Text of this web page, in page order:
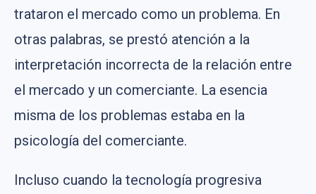
trataron el mercado como un problema. En
otras palabras, se prestó atención a la
interpretación incorrecta de la relación entre
el mercado y un comerciante. La esencia
misma de los problemas estaba en la
psicología del comerciante.
Incluso cuando la tecnología progresiva